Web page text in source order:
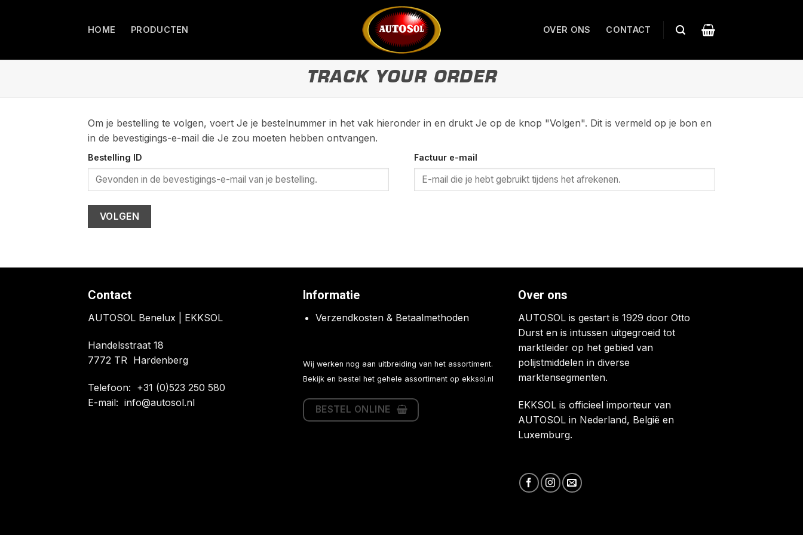
HOME PRODUCTEN OVER ONS CONTACT
TRACK YOUR ORDER
Om je bestelling te volgen, voert Je je bestelnummer in het vak hieronder in en drukt Je op de knop "Volgen". Dit is vermeld op je bon en
in de bevestigings-e-mail die Je zou moeten hebben ontvangen.
Bestelling ID Factuur e-mail
VOLGEN
Contact
AUTOSOL Benelux | EKKSOL
Handelsstraat 18
7772 TR Hardenberg
Telefoon: +31 (0)523 250 580
E-mail: info@autosol.nl
Informatie
Verzendkosten & Betaalmethoden
Wij werken nog aan uitbreiding van het assortiment.
Bekijk en bestel het gehele assortiment op ekksol.nl
BESTEL ONLINE
Over ons
AUTOSOL is gestart is 1929 door Otto
Durst en is intussen uitgegroeid tot
marktleider op het gebied van
polijstmiddelen in diverse
marktensegmenten.
EKKSOL is officieel importeur van
AUTOSOL in Nederland, België en
Luxemburg.